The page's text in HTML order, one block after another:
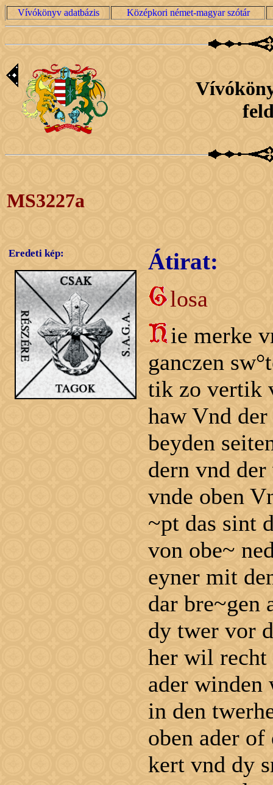
Vívókönyv adatbázis Középkori német-magyar szótár
MS3227a
Eredeti kép: Átirat:
losa
ie merke
ganczen
tik zo vertik
haw Vnd
beyden
dern vnd
vnde oben
~pt das sint
von obe~
eyner mit
dar bre~gen
dy twer vor
her wil recht
ader winden
in den
oben ader of
kert vnd dy